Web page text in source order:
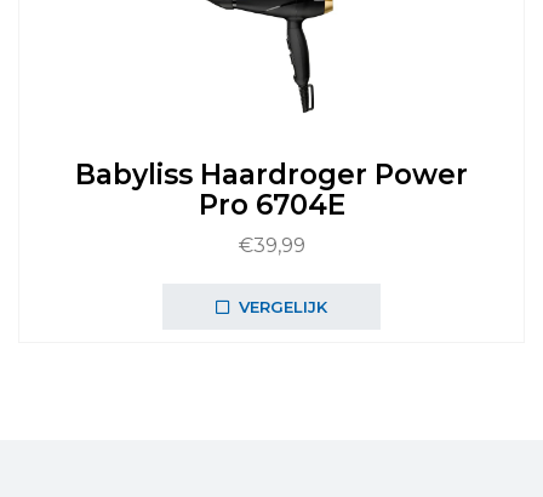
Babyliss Haardroger Power
Pro 6704E
€39,99
VERGELIJK